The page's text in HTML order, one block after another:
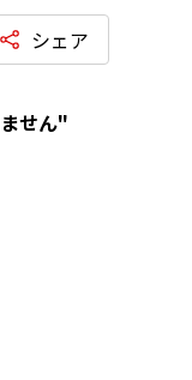
シェア
せん"